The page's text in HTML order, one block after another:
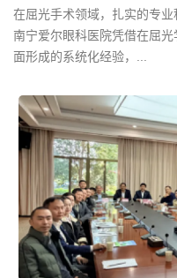
在屈光手术领域，扎实的专业
南宁爱尔眼科医院凭借在屈
面形成的系统化经验，...